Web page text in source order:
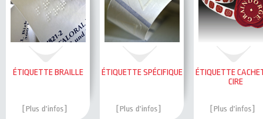
ÉTIQUETTE BRAILLE ÉTIQUETTE SPÉCIFIQUE
ÉTIQUETTE
CIRE